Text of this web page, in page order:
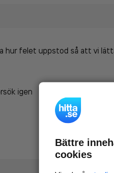
hur felet uppstod så att vi
igen
Bättre
cookies